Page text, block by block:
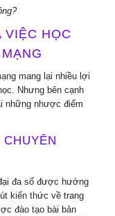
HỌC
mang lại nhiều lợi
Nhưng bên cạnh
những nhược điểm
đa số được hướng
kiến thức về trang
đào tạo bài bản